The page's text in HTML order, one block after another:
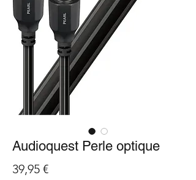
Audioquest Perle optique
39,95 €Prix